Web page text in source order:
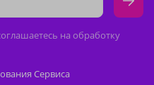
на обработку
Сервиса